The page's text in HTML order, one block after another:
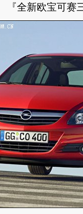
『全新欧宝可赛